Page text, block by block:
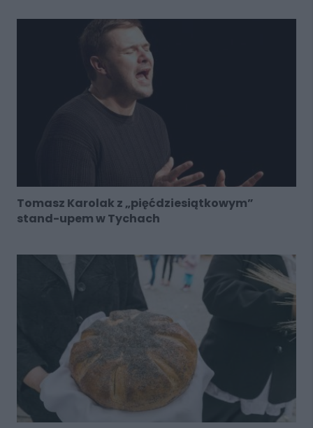
Tomasz Karolak z „pięćdziesiątkowym”
stand-upem w Tychach